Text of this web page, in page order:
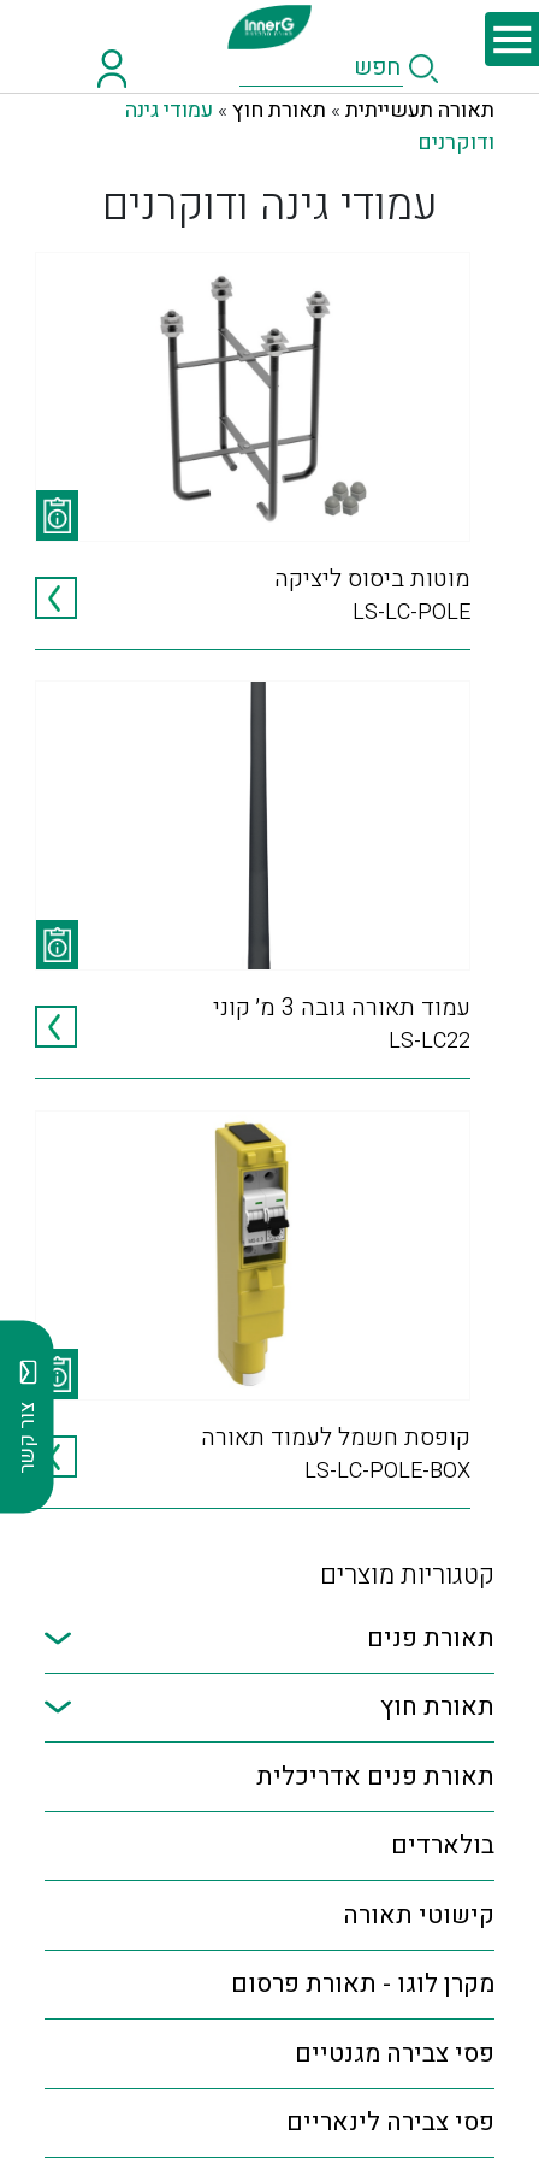
צור קשר
תאורה תעשייתית » תאורת חוץ » עמודי גינה
ודוקרנים
עמודי גינה ודוקרנים
קטגוריות מוצרים
תאורת פנים
תאורת חוץ
תאורת פנים אדריכלית
בולארדים
קישוטי תאורה
מקרן לוגו - תאורת פרסום
פסי צבירה מגנטיים
פסי צבירה לינאריים
מוטות ביסוס ליציקה
LS-LC-POLE
עמוד תאורה גובה 3 מ׳ קוני
LS-LC22
קופסת חשמל לעמוד תאורה
LS-LC-POLE-BOX